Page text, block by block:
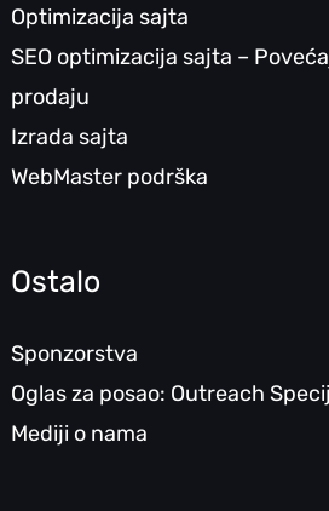
Optimizacija sajta
SEO optimizacija sajta –
prodaju
Izrada sajta
WebMaster podrška
Ostalo
Sponzorstva
Oglas za posao: Outreach
Mediji o nama